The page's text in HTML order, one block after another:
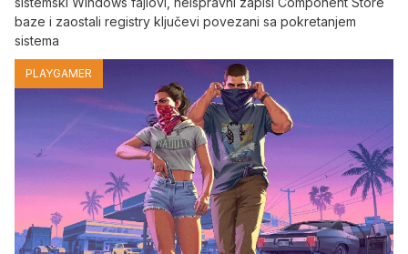
baze i zaostali registry ključevi povezani sa pokretanjem
sistema
PLAYGAMER